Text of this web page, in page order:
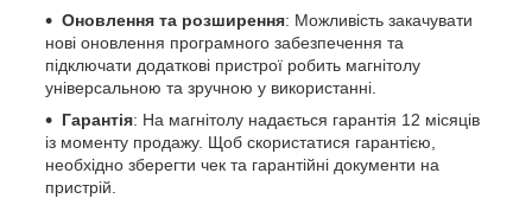
Оновлення та розширення: Можливість закачувати
нові оновлення програмного забезпечення та
підключати додаткові пристрої робить магнітолу
універсальною та зручною у використанні.
Гарантія: На магнітолу надається гарантія 12 місяців
із моменту продажу. Щоб скористатися гарантією,
необхідно зберегти чек та гарантійні документи на
пристрій.